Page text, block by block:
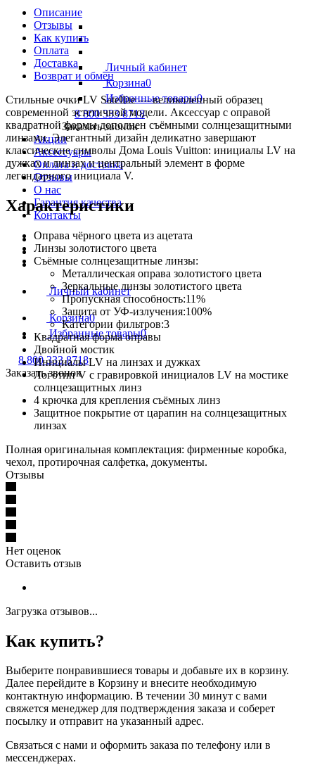
Личный кабинет
Корзина0
Избранные товары0
8 800 333 8718
Заказать звонок
Акции
Аксессуары
Оплата и доставка
Отзывы
О нас
Гарантия качества
Контакты
Личный кабинет
Корзина0
Избранные товары0
8 800 333 8718
Заказать звонок
Описание
Отзывы
Как купить
Оплата
Доставка
Возврат и обмен
Стильные очки LV Satellite — великолепный образец
современной эстетичной модели. Аксессуар с оправой
квадратной формы дополнен съёмными солнцезащитными
линзами. Элегантный дизайн деликатно завершают
классические символы Дома Louis Vuitton: инициалы LV на
дужках и линзах и центральный элемент в форме
легендарного инициала V.
Характеристики
Оправа чёрного цвета из ацетата
Линзы золотистого цвета
Съёмные солнцезащитные линзы:
Металлическая оправа золотистого цвета
Зеркальные линзы золотистого цвета
Пропускная способность:11%
Защита от УФ-излучения:100%
Категории фильтров:3
Квадратная форма оправы
Двойной мостик
Инициалы LV на линзах и дужках
Логотип V с гравировкой инициалов LV на мостике
солнцезащитных линз
4 крючка для крепления съёмных линз
Защитное покрытие от царапин на солнцезащитных
линзах
Полная оригинальная комплектация: фирменные коробка,
чехол, протирочная салфетка, документы.
Отзывы
Нет оценок
Оставить отзыв
Загрузка отзывов...
Как купить?
Выберите понравившиеся товары и добавьте их в корзину.
Далее перейдите в Корзину и внесите необходимую
контактную информацию. В течении 30 минут с вами
свяжется менеджер для подтверждения заказа и соберет
посылку и отправит на указанный адрес.
Cвязаться с нами и оформить заказа по телефону или в
мессенджерах.